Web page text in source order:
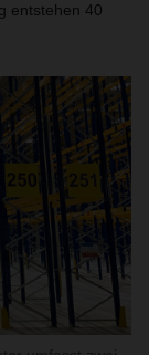
entstehen 40